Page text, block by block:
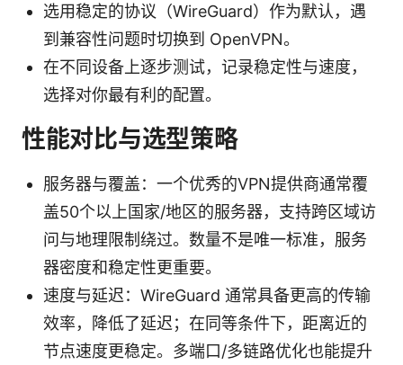
选用稳定的协议（WireGuard）作为默认，遇
到兼容性问题时切换到 OpenVPN。
在不同设备上逐步测试，记录稳定性与速度，
选择对你最有利的配置。
性能对比与选型策略
服务器与覆盖：一个优秀的VPN提供商通常覆
盖50个以上国家/地区的服务器，支持跨区域访
问与地理限制绕过。数量不是唯一标准，服务
器密度和稳定性更重要。
速度与延迟：WireGuard 通常具备更高的传输
效率，降低了延迟；在同等条件下，距离近的
节点速度更稳定。多端口/多链路优化也能提升